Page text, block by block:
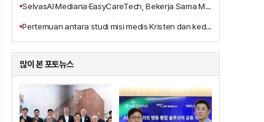
SelvasAI·Mediana·EasyCareTech, Bekerja Sama Mengembangkan Solusi Bangsal Pintar Berbasis AI
Pertemuan antara studi misi medis Kristen dan kedokteran integratif, Terbitnya Buku Baru 'Pelayanan Penyembuhan Tritunggal Yesus Kristus'
많이 본 포토뉴스